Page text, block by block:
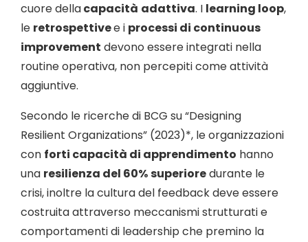
cuore dellacapacità adattiva. I learning loop,
le retrospettivee i processi di continuous
improvement devono essere integrati nella
routine operativa, non percepiti come attività
aggiuntive.
Secondo le ricerche di BCG su “Designing
Resilient Organizations” (2023)*, le organizzazioni
con forti capacità di apprendimento hanno
una resilienza del 60%superioredurante le
crisi, inoltre la cultura del feedback deve essere
costruita attraverso meccanismi strutturati e
comportamenti di leadership che premino la